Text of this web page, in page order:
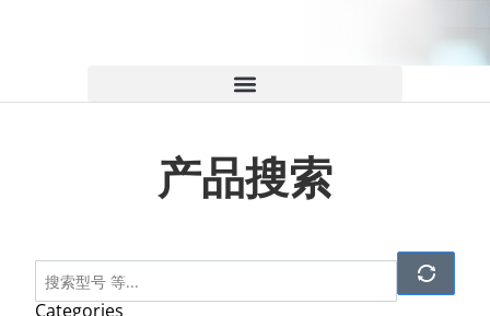
产品搜索
Categories